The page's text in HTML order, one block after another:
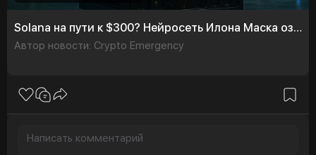
Solana на пути к $300? Нейросеть Илона Маска озвучила прогноз на 100 дней
Автор новости: Crypto Emergency